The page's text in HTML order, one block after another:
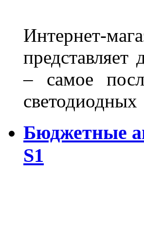
Интернет-
представляет
– самое
Бюджетные
S1